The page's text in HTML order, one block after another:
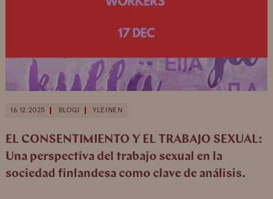
16.12.2025 BLOGI YLEINEN
EL CONSENTIMIENTO Y EL TRABAJO SEXUAL:
Una perspectiva del trabajo sexual en la
sociedad finlandesa como clave de análisis.